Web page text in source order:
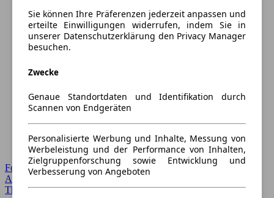
Forum Startseite
Alle Auto-Foren
Themen-Forum
Sie können Ihre Präferenzen jederzeit anpassen und
erteilte Einwilligungen widerrufen, indem Sie in
unserer Datenschutzerklärung den Privacy Manager
besuchen.
Zwecke
Genaue Standortdaten und Identifikation durch
Scannen von Endgeräten
Personalisierte Werbung und Inhalte, Messung von
Werbeleistung und der Performance von Inhalten,
Zielgruppenforschung sowie Entwicklung und
Verbesserung von Angeboten